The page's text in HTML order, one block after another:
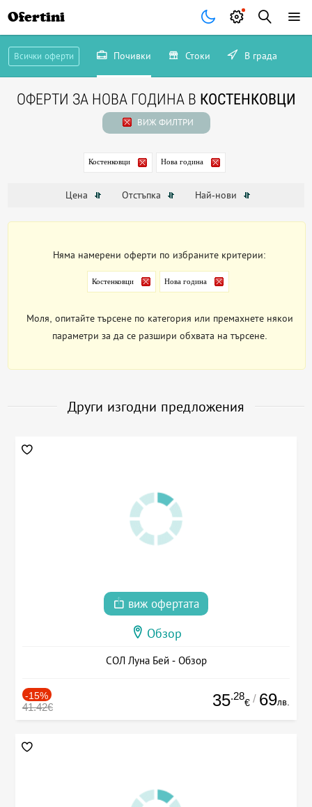
Ofertini
Всички оферти Почивки Стоки В града
ОФЕРТИ ЗА НОВА ГОДИНА В КОСТЕНКОВЦИ
ВИЖ ФИЛТРИ
Костенковци Нова година
Цена Отстъпка Най-нови
Няма намерени оферти по избраните критерии:
Костенковци Нова година
Моля, опитайте търсене по категория или премахнете някои
параметри за да се разшири обхвата на търсене.
Други изгодни предложения
виж офертата
Обзор
СОЛ Луна Бей - Обзор
-15%
41.42€ 35.28
€ / 69лв.